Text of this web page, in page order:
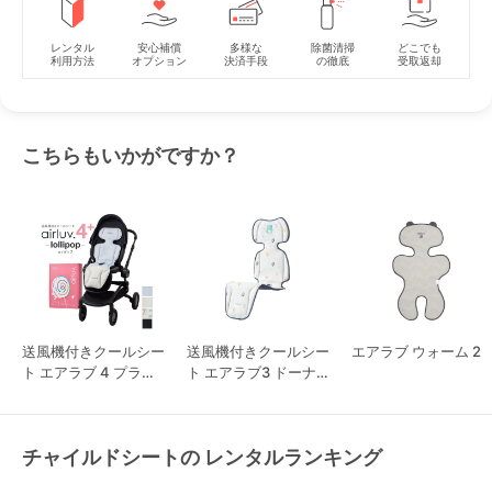
レンタル
利用方法
安心補償
オプション
多様な
決済手段
除菌清掃
の徹底
どこでも
受取返却
こちらもいかがですか？
送風機付きクールシー
ト エアラブ 4 プラス
送風機付きクールシー
ト エアラブ3 ドーナ
エアラブ ウォーム 2
チャイルドシートの レンタルランキング